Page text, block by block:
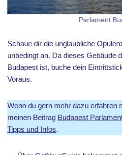
Parlament
Schaue dir die unglaubliche
unbedingt an. Da dieses Gebäude
Budapest ist, buche dein
Voraus.
Wenn du gern mehr dazu erfahren
meinen Beitrag Budapest
Tipps und Infos.